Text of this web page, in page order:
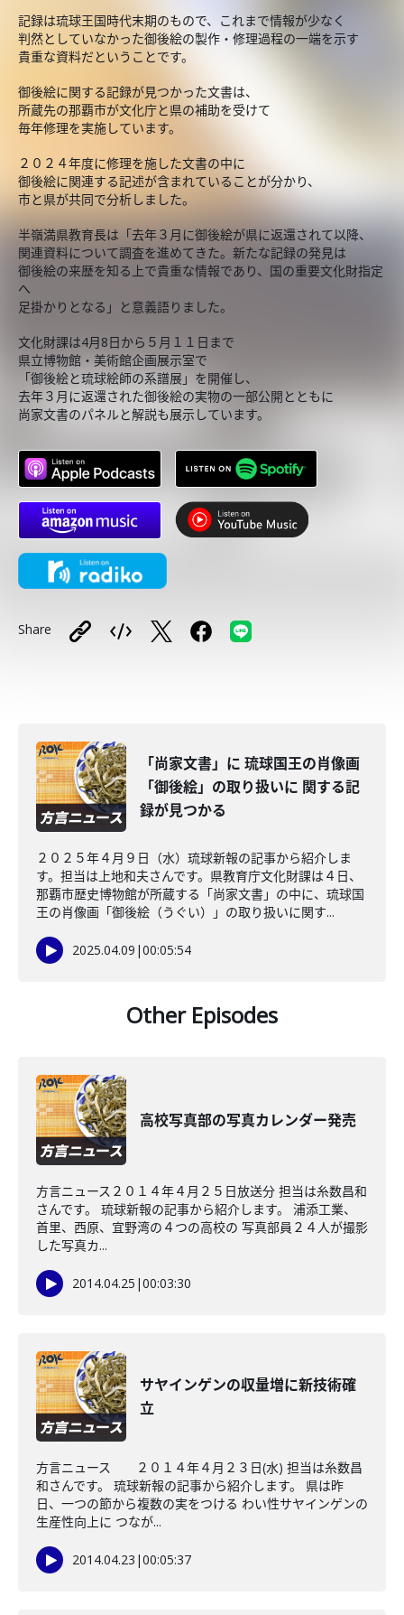
記録は琉球王国時代末期のもので、これまで情報が少なく
判然としていなかった御後絵の製作・修理過程の一端を示す
貴重な資料だということです。
御後絵に関する記録が見つかった文書は、
所蔵先の那覇市が文化庁と県の補助を受けて
毎年修理を実施しています。
２０２４年度に修理を施した文書の中に
御後絵に関連する記述が含まれていることが分かり、
市と県が共同で分析しました。
半嶺満県教育長は「去年３月に御後絵が県に返還されて以降、
関連資料について調査を進めてきた。新たな記録の発見は
御後絵の来歴を知る上で貴重な情報であり、国の重要文化財指定
へ
足掛かりとなる」と意義語りました。
文化財課は4月8日から５月１１日まで
県立博物館・美術館企画展示室で
「御後絵と琉球絵師の系譜展」を開催し、
去年３月に返還された御後絵の実物の一部公開とともに
尚家文書のパネルと解説も展示しています。
Share
「尚家文書」に 琉球国王の肖像画
「御後絵」の取り扱いに 関する記
録が見つかる
２０２５年４月９日（水）琉球新報の記事から紹介しま
す。担当は上地和夫さんです。県教育庁文化財課は４日、
那覇市歴史博物館が所蔵する「尚家文書」の中に、琉球国
王の肖像画「御後絵（うぐい）」の取り扱いに関す...
2025.04.09 |00:05:54
Other Episodes
高校写真部の写真カレンダー発売
方言ニュース２０１４年４月２５日放送分 担当は糸数昌和
さんです。 琉球新報の記事から紹介します。 浦添工業、
首里、西原、宜野湾の４つの高校の 写真部員２４人が撮影
した写真カ...
2014.04.25 |00:03:30
サヤインゲンの収量増に新技術確
立
方言ニュース ２０１４年４月２３日(水) 担当は糸数昌
和さんです。 琉球新報の記事から紹介します。 県は昨
日、一つの節から複数の実をつける わい性サヤインゲンの
生産性向上に つなが...
2014.04.23 |00:05:37